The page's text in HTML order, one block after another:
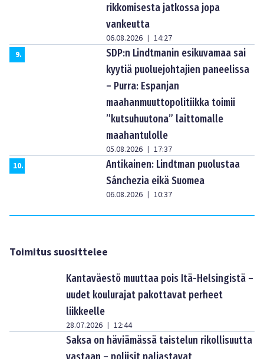
rikkomisesta jatkossa jopa
vankeutta
06.08.2026 | 14:27
9.
SDP:n Lindtmanin esikuvamaa sai
kyytiä puoluejohtajien paneelissa
– Purra: Espanjan
maahanmuuttopolitiikka toimii
”kutsuhuutona” laittomalle
maahantulolle
05.08.2026 | 17:37
10.
Antikainen: Lindtman puolustaa
Sánchezia eikä Suomea
06.08.2026 | 10:37
Toimitus suosittelee
Kantaväestö muuttaa pois Itä-Helsingistä –
uudet koulurajat pakottavat perheet
liikkeelle
28.07.2026 | 12:44
Saksa on häviämässä taistelun rikollisuutta